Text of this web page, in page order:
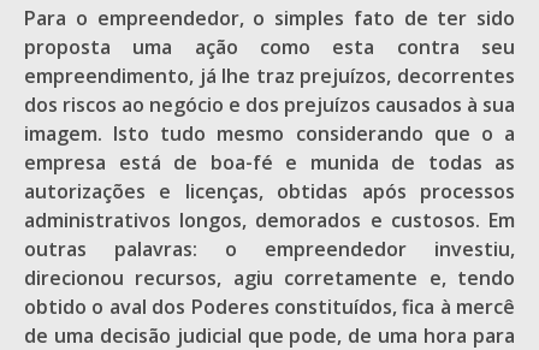
Para o empreendedor, o simples fato de ter sido
proposta uma ação como esta contra seu
empreendimento, já lhe traz prejuízos, decorrentes
dos riscos ao negócio e dos prejuízos causados à sua
imagem. Isto tudo mesmo considerando que o a
empresa está de boa-fé e munida de todas as
autorizações e licenças, obtidas após processos
administrativos longos, demorados e custosos. Em
outras palavras: o empreendedor investiu,
direcionou recursos, agiu corretamente e, tendo
obtido o aval dos Poderes constituídos, fica à mercê
de uma decisão judicial que pode, de uma hora para